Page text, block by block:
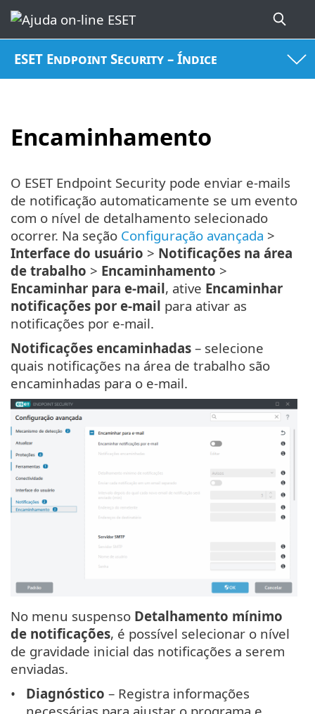
ESET Endpoint Security – Índice
Encaminhamento
O ESET Endpoint Security pode enviar e-mails
de notificação automaticamente se um evento
com o nível de detalhamento selecionado
ocorrer. Na seção Configuração avançada >
Interface do usuário > Notificações na área
de trabalho > Encaminhamento >
Encaminhar para e-mail, ative Encaminhar
notificações por e-mail para ativar as
notificações por e-mail.
Notificações encaminhadas – selecione
quais notificações na área de trabalho são
encaminhadas para o e-mail.
No menu suspenso Detalhamento mínimo
de notificações, é possível selecionar o nível
de gravidade inicial das notificações a serem
enviadas.
Diagnóstico – Registra informações